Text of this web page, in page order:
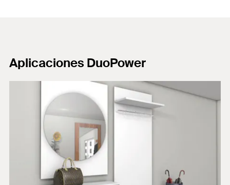
Aplicaciones DuoPower